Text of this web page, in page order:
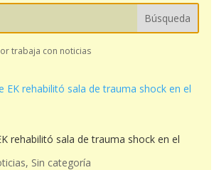
trabaja con noticias
rehabilitó sala de trauma shock en el
, Sin categoría